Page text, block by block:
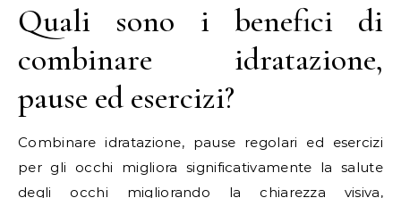
Quali sono i benefici di
combinare idratazione,
pause ed esercizi?
Combinare idratazione, pause regolari ed esercizi
per gli occhi migliora significativamente la salute
degli occhi migliorando la chiarezza visiva,